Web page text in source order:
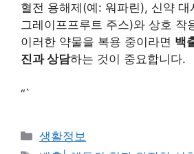
혈전 용해제(예: 워파린), 신약
그레이프프루트 주스)와 상호 작
이러한 약물을 복용 중이라면 백
진과 상담하는 것이 중요합니다.
“`
카
테
생활정보